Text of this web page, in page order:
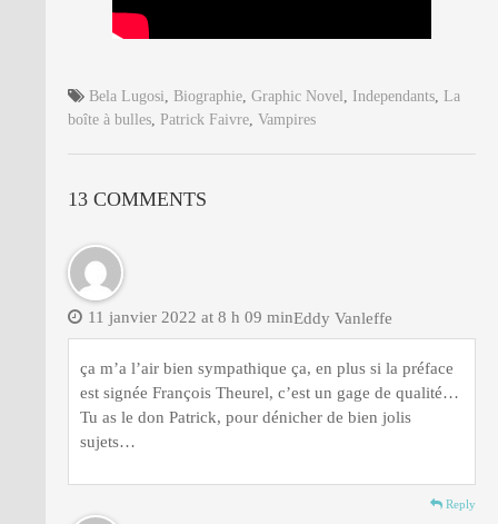
Bela Lugosi, Biographie, Graphic Novel , Independants, La
boîte à bulles, Patrick Faivre, Vampires
13 COMMENTS
Eddy Vanleffe
11 janvier 2022 at 8 h 09 min
ça m’a l’air bien sympathique ça, en plus si la préface
est signée François Theurel, c’est un gage de qualité…
Tu as le don Patrick, pour dénicher de bien jolis
sujets…
Reply